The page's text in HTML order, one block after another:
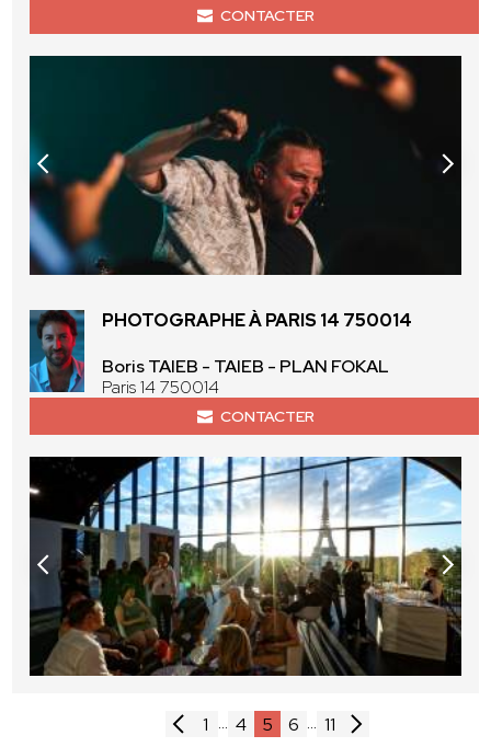
CONTACTER
PHOTOGRAPHE À PARIS 14 750014
Boris TAIEB - TAIEB - PLAN FOKAL
Paris 14 750014
CONTACTER
1 ... 4 5 6 ... 11